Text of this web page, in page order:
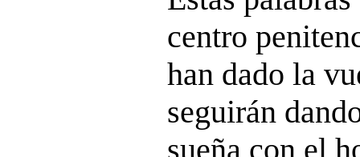
centro
han dado la
seguirán
sueña con el